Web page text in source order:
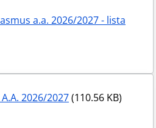
a.a. 2026/2027 - lista
A.A. 2026/2027(110.56 KB)